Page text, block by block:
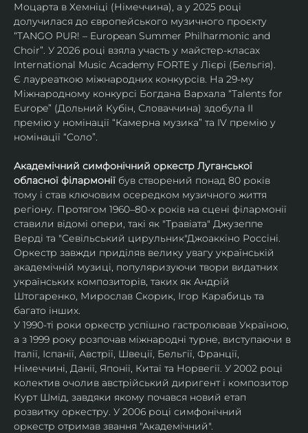
Моцарта в Хемніці (Німеччина), а у 2025 році
долучилася до європейського музичного проєкту
“TANGO PUR! – European Summer Philharmonic and
Choir”. У 2026 році взяла участь у майстер-класах
International Music Academy FORTE у Лієрі (Бельгія).
Є лауреаткою міжнародних конкурсів. На 29-му
Міжнародному конкурсі Богдана Вархала “Talents for
Europe” (Дольний Кубін, Словаччина) здобула ІІ
премію у номінації “Камерна музика” та IV премію у
номінації “Соло”.
Академічний симфонічний оркестр Луганської
обласної філармонії був створений понад 80 років
тому і став ключовим осередком музичного життя
регіону. Протягом 1960–80-х років на сцені філармонії
ставили відомі опери, такі як "Травіата" Джузеппе
Верді та "Севільський цирульник"Джоаккіно Россіні.
Оркестр завжди приділяв велику увагу українській
академічній музиці, популяризуючи твори видатних
українських композиторів, таких як Андрій
Штогаренко, Мирослав Скорик, Ігор Карабиць та
багато інших.
У 1990-ті роки оркестр успішно гастролював Україною,
а з 1999 року розпочав міжнародні турне, виступаючи в
Італії, Іспанії, Австрії, Швеції, Бельгії, Франції,
Німеччині, Данії, Японії, Китаї та Норвегії. У 2002 році
колектив очолив австрійський диригент і композитор
Курт Шмід, завдяки якому почався новий етап
розвитку оркестру. У 2006 році симфонічний
оркестр отримав звання "Академічний".